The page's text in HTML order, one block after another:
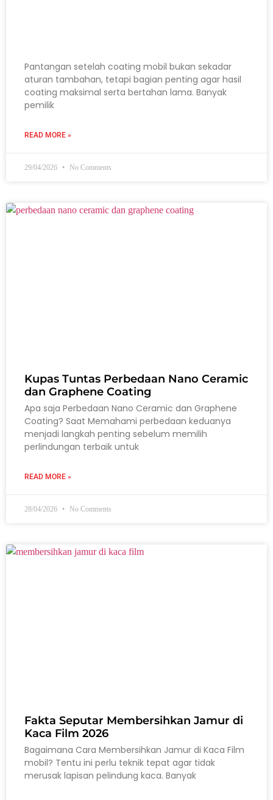
Pantangan setelah coating mobil bukan sekadar
aturan tambahan, tetapi bagian penting agar hasil
coating maksimal serta bertahan lama. Banyak
pemilik
READ MORE »
29/04/2026 No Comments
Kupas Tuntas Perbedaan Nano Ceramic
dan Graphene Coating
Apa saja Perbedaan Nano Ceramic dan Graphene
Coating? Saat Memahami perbedaan keduanya
menjadi langkah penting sebelum memilih
perlindungan terbaik untuk
READ MORE »
28/04/2026 No Comments
Fakta Seputar Membersihkan Jamur di
Kaca Film 2026
Bagaimana Cara Membersihkan Jamur di Kaca Film
mobil? Tentu ini perlu teknik tepat agar tidak
merusak lapisan pelindung kaca. Banyak